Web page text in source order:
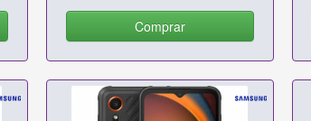
Comprar